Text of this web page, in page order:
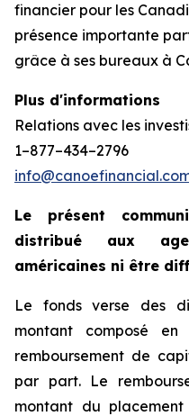
financier pour les
présence importante
grâce à ses bureaux à
Plus d'informations
Relations avec les
1–877–434–2796
Le présent
distribué aux
américaines ni être
Le fonds verse des
montant composé
remboursement de
par part. Le
montant du